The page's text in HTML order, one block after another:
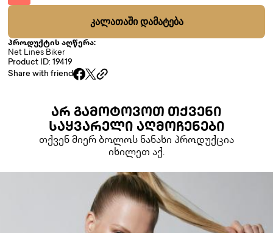
ᲙᲐᲚᲐᲗᲐᲨᲘ ᲓᲐᲛᲐᲢᲔᲑᲐ
პროდუქტის აღწერა:
Net Lines Biker
Product ID: 19419
Share with friend
ᲐᲠ ᲒᲐᲛᲝᲢᲝᲕᲝᲗ ᲗᲥᲕᲔᲜᲘ
ᲡᲐᲧᲕᲐᲠᲔᲚᲘ ᲐᲦᲛᲝᲩᲔᲜᲔᲑᲘ
თქვენ მიერ ბოლოს ნანახი პროდუქცია
იხილეთ აქ.